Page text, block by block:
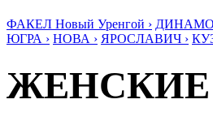
ФАКЕЛ Новый Уренгой › ДИНАМО
ЮГРА › НОВА › ЯРОСЛАВИЧ ›